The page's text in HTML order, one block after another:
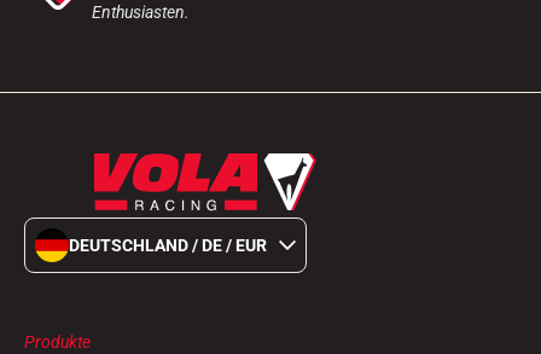
Enthusiasten.
DEUTSCHLAND / DE / EUR
Produkte